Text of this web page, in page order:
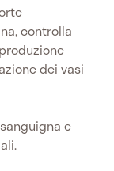
controlla
dei vasi
e